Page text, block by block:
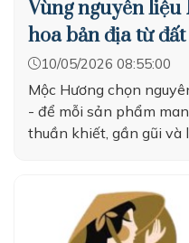
Vùng nguyên
hoa bản địa từ
10/05/2026 08:55:00
Mộc Hương chọn
- để mỗi sản phẩm
thuần khiết, gần gũi